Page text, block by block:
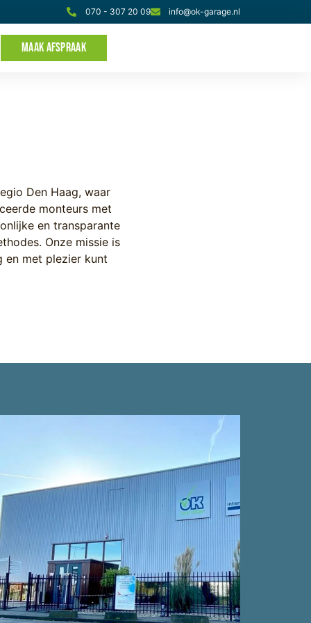
070 - 307 20 09 info@ok-garage.nl
MAAK AFSPRAAK
Den Haag, waar
monteurs met
en transparante
Onze missie is
met plezier kunt